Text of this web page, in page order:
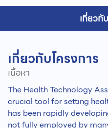
เกี่ยวกั
เกี่ยวกับโครงการ
เนื้อหา
The Health Technology
crucial tool for setting
has been rapidly
not fully employed by